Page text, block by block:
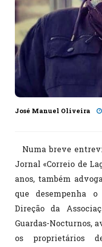
José Manuel Oliveira
Numa breve
Jornal «Correio de
anos, também
que desempenha
Direção da
Guardas-Nocturnos,
os proprietários